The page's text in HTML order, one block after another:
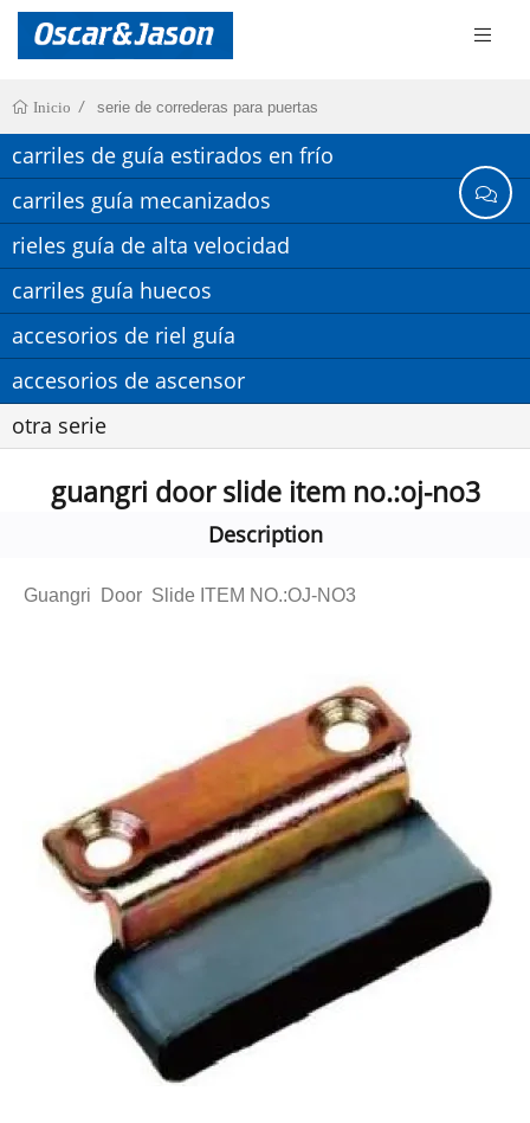
Inicio serie de correderas para puertas
carriles de guía estirados en frío
carriles guía mecanizados
rieles guía de alta velocidad
carriles guía huecos
accesorios de riel guía
accesorios de ascensor
otra serie
guangri door slide item no.:oj-no3
Description
Guangri Door Slide ITEM NO.:OJ-NO3